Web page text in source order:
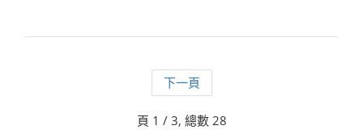
下一頁
頁 1 / 3, 總數 28